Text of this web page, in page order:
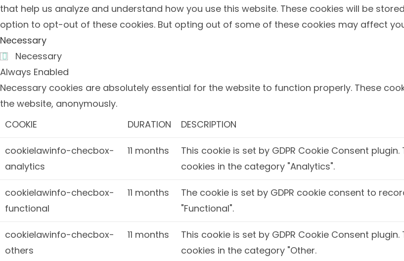
that help us analyze and understand how you use this website. These cookies will be
option to opt-out of these cookies. But opting out of some of these cookies may affect
Necessary
Necessary
Always Enabled
Necessary cookies are absolutely essential for the website to function properly. These
the website, anonymously.
COOKIE
DURATION DESCRIPTION
cookielawinfo-checbox-
analytics
11 months
This cookie is set by GDPR Cookie Consent
cookies in the category "Analytics".
cookielawinfo-checbox-
functional
11 months
The cookie is set by GDPR cookie consent to
"Functional".
cookielawinfo-checbox-
others
11 months
This cookie is set by GDPR Cookie Consent
cookies in the category "Other.